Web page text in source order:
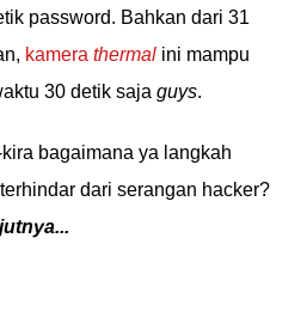
password. Bahkan dari 31
kamera thermal ini mampu
30 detik saja guys.
bagaimana ya langkah
dari serangan hacker?